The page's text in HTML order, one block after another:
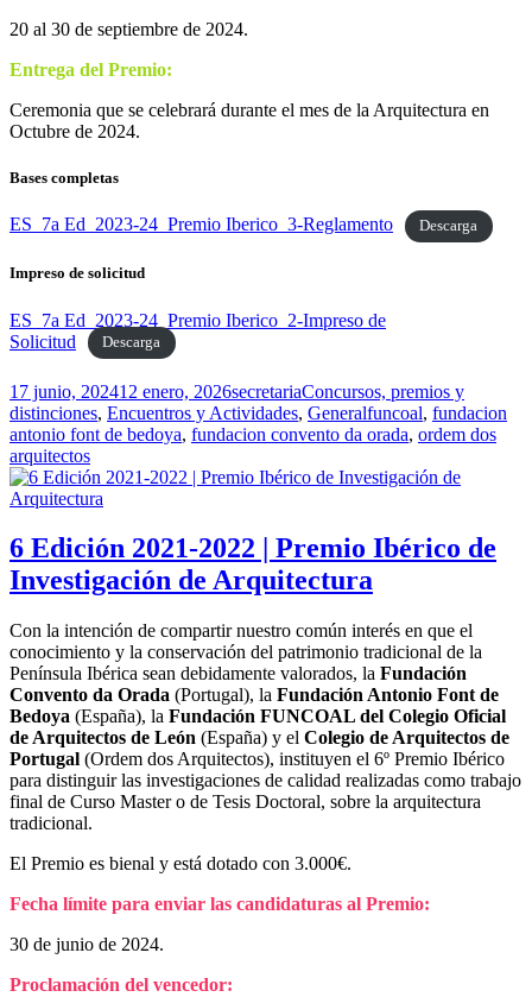
20 al 30 de septiembre de 2024.
Entrega del Premio:
Ceremonia que se celebrará durante el mes de la Arquitectura en
Octubre de 2024.
Bases completas
ES_7a Ed_2023-24_Premio Iberico_3-Reglamento Descarga
Impreso de solicitud
ES_7a Ed_2023-24_Premio Iberico_2-Impreso de
Solicitud
Descarga
Publicado
el
17 junio, 202412 enero, 2026Autor
secretariaCategorías
Concursos, premios y
distinciones, Encuentros y Actividades, GeneralEtiquetas
funcoal, fundacion
antonio font de bedoya, fundacion convento da orada, ordem dos
arquitectos
6 Edición 2021-2022 | Premio Ibérico de
Investigación de Arquitectura
Con la intención de compartir nuestro común interés en que el
conocimiento y la conservación del patrimonio tradicional de la
Península Ibérica sean debidamente valorados, la Fundación
Convento da Orada (Portugal), la Fundación Antonio Font de
Bedoya (España), la Fundación FUNCOAL del Colegio Oficial
de Arquitectos de León (España) y el Colegio de Arquitectos de
Portugal (Ordem dos Arquitectos), instituyen el 6º Premio Ibérico
para distinguir las investigaciones de calidad realizadas como trabajo
final de Curso Master o de Tesis Doctoral, sobre la arquitectura
tradicional.
El Premio es bienal y está dotado con 3.000€.
Fecha límite para enviar las candidaturas al Premio:
30 de junio de 2024.
Proclamación del vencedor: